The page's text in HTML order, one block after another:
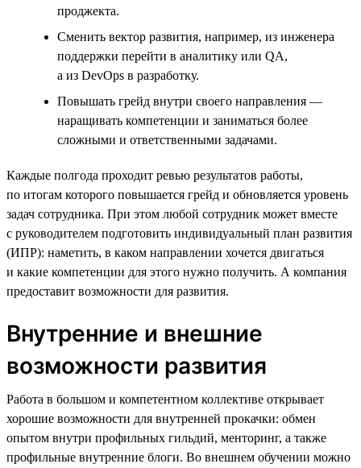
проджекта.
Сменить вектор развития, например, из инженера
поддержки перейти в аналитику или QA,
а из DevOps в разработку.
Повышать грейд внутри своего направления —
наращивать компетенции и заниматься более
сложными и ответственными задачами.
Каждые полгода проходит ревью результатов работы,
по итогам которого повышается грейд и обновляется уровень
задач сотрудника. При этом любой сотрудник может вместе
с руководителем подготовить индивидуальный план развития
(ИПР): наметить, в каком направлении хочется двигаться
и какие компетенции для этого нужно получить. А компания
предоставит возможности для развития.
Внутренние и внешние
возможности развития
Работа в большом и компетентном коллективе открывает
хорошие возможности для внутренней прокачки: обмен
опытом внутри профильных гильдий, менторинг, а также
профильные внутренние блоги. Во внешнем обучении можно